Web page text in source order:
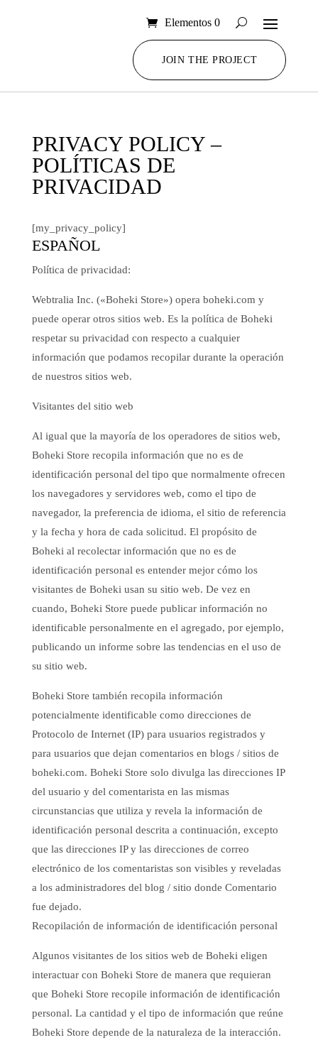
Elementos 0
JOIN THE PROJECT
PRIVACY POLICY –
POLÍTICAS DE
PRIVACIDAD
[my_privacy_policy]
ESPAÑOL
Política de privacidad:
Webtralia Inc. («Boheki Store») opera boheki.com y
puede operar otros sitios web. Es la política de Boheki
respetar su privacidad con respecto a cualquier
información que podamos recopilar durante la operación
de nuestros sitios web.
Visitantes del sitio web
Al igual que la mayoría de los operadores de sitios web,
Boheki Store recopila información que no es de
identificación personal del tipo que normalmente ofrecen
los navegadores y servidores web, como el tipo de
navegador, la preferencia de idioma, el sitio de referencia
y la fecha y hora de cada solicitud. El propósito de
Boheki al recolectar información que no es de
identificación personal es entender mejor cómo los
visitantes de Boheki usan su sitio web. De vez en
cuando, Boheki Store puede publicar información no
identificable personalmente en el agregado, por ejemplo,
publicando un informe sobre las tendencias en el uso de
su sitio web.
Boheki Store también recopila información
potencialmente identificable como direcciones de
Protocolo de Internet (IP) para usuarios registrados y
para usuarios que dejan comentarios en blogs / sitios de
boheki.com. Boheki Store solo divulga las direcciones IP
del usuario y del comentarista en las mismas
circunstancias que utiliza y revela la información de
identificación personal descrita a continuación, excepto
que las direcciones IP y las direcciones de correo
electrónico de los comentaristas son visibles y reveladas
a los administradores del blog / sitio donde Comentario
fue dejado.
Recopilación de información de identificación personal
Algunos visitantes de los sitios web de Boheki eligen
interactuar con Boheki Store de manera que requieran
que Boheki Store recopile información de identificación
personal. La cantidad y el tipo de información que reúne
Boheki Store depende de la naturaleza de la interacción.